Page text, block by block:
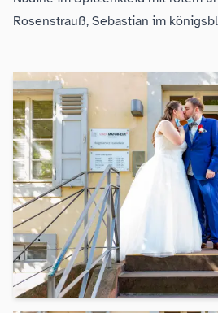
Rosenstrauß, Sebastian im